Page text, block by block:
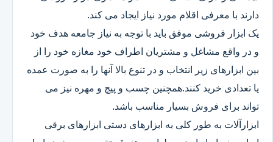
دارند با معرفی اقلام مورد نیاز ایجاد می کند.
یک ابزار فروشی موفق باید با توجه به نیاز جامعه هدف خود
و در واقع مشاغل و مشتریان اطراف خود مغازه خود را از
بین ابزارهای زیر انتخاب و در تنوع بالا آنها را به صورت عمده
یا تعدادی خرید کنند.همچنین چسب و پیچ و مهره نیز می
تواند برای فروش بسیار مناسب باشد.
ابزارآلات به طور کلی به ابزارهای دستی ابزارهای برقی